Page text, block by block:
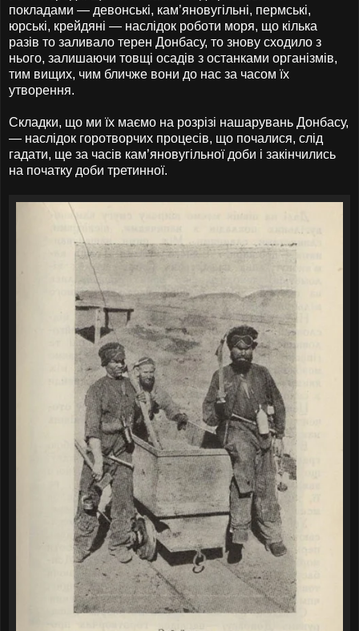
покладами — девонські, кам’яновугільні, пермські,
юрські, крейдяні — наслідок роботи моря, що кілька
разів то заливало терен Донбасу, то знову сходило з
нього, залишаючи товщі осадів з останками організмів,
тим вищих, чим бличже вони до нас за часом їх
утворення.
Складки, що ми їх маємо на розрізі нашарувань Донбасу,
— наслідок горотворчих процесів, що почалися, слід
гадати, ще за часів кам’яновугільної доби і закінчились
на початку доби третинної.